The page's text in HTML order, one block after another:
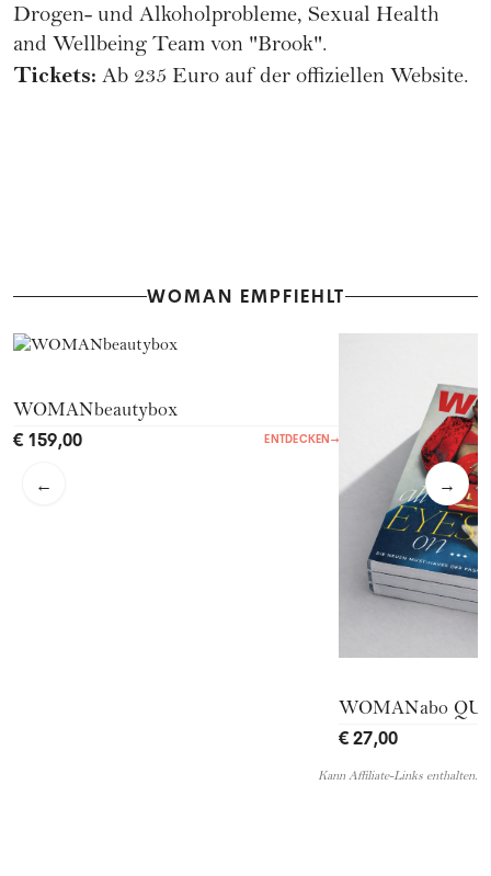
Drogen- und Alkoholprobleme, Sexual Health
and Wellbeing Team von "Brook".
Tickets: Ab 235 Euro auf der offiziellen Website.
WOMAN EMPFIEHLT
← →
WOMANbeautybox
€ 159,00 ENTDECKEN→
WOMANabo
€ 27,00
Kann Affiliate-Links enthalten.